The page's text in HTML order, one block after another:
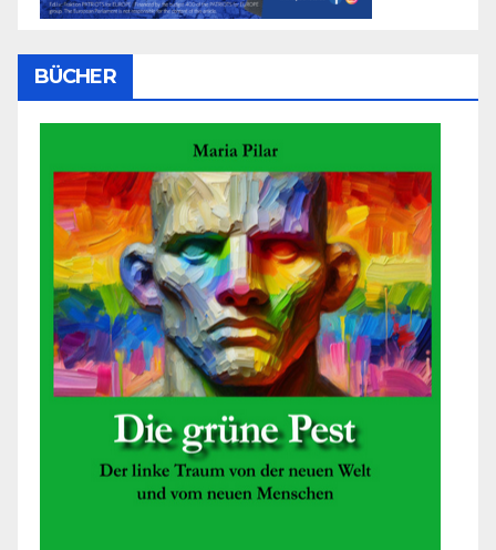
BÜCHER